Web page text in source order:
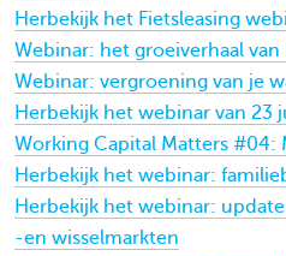
Herbekijk het Fietsleasing
Webinar: het groeiverhaal van
Webinar: vergroening van je
Herbekijk het webinar van 23
Working Capital Matters #04:
Herbekijk het webinar:
Herbekijk het webinar:
-en wisselmarkten